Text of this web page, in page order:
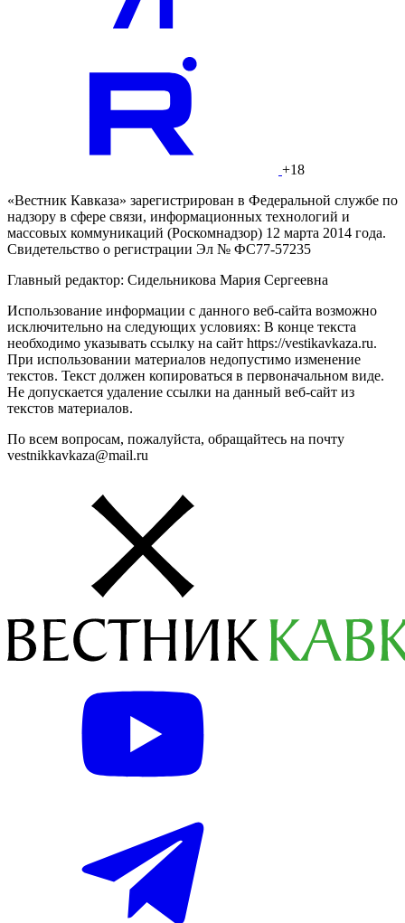
+18
«Вестник Кавказа» зарегистрирован в Федеральной службе по
надзору в сфере связи, информационных технологий и
массовых коммуникаций (Роскомнадзор) 12 марта 2014 года.
Свидетельство о регистрации Эл № ФС77-57235
Главный редактор: Сидельникова Мария Сергеевна
Использование информации с данного веб-сайта возможно
исключительно на следующих условиях: В конце текста
необходимо указывать ссылку на сайт https://vestikavkaza.ru.
При использовании материалов недопустимо изменение
текстов. Текст должен копироваться в первоначальном виде.
Не допускается удаление ссылки на данный веб-сайт из
текстов материалов.
По всем вопросам, пожалуйста, обращайтесь на почту
vestnikkavkaza@mail.ru